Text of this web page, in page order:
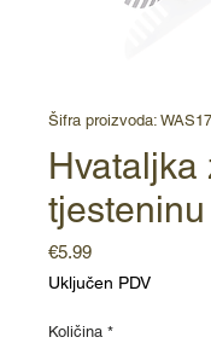
Šifra proizvoda:
Hvataljka
€5.99Cijena
Uključen PDV
Količina *